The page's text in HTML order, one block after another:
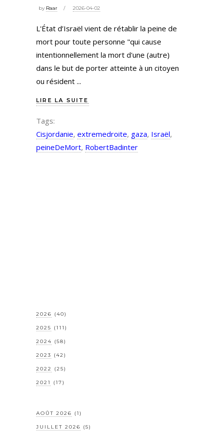
by Raar 2026-04-02
L'État d’Israël vient de rétablir la peine de
mort pour toute personne "qui cause
intentionnellement la mort d'une (autre)
dans le but de porter atteinte à un citoyen
ou résident
LIRE LA SUITE
Tags:
Cisjordanie, extremedroite, gaza, Israël,
peineDeMort, RobertBadinter
2026 (40)
2025 (111)
2024 (58)
2023 (42)
2022 (25)
2021 (17)
AOÛT 2026 (1)
JUILLET 2026 (5)